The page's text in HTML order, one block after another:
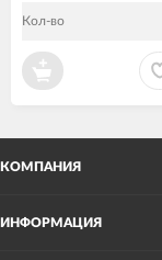
Кол-во
КОМПАНИЯ
ИНФОРМАЦИЯ